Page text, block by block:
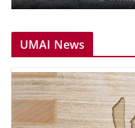
UMAI News